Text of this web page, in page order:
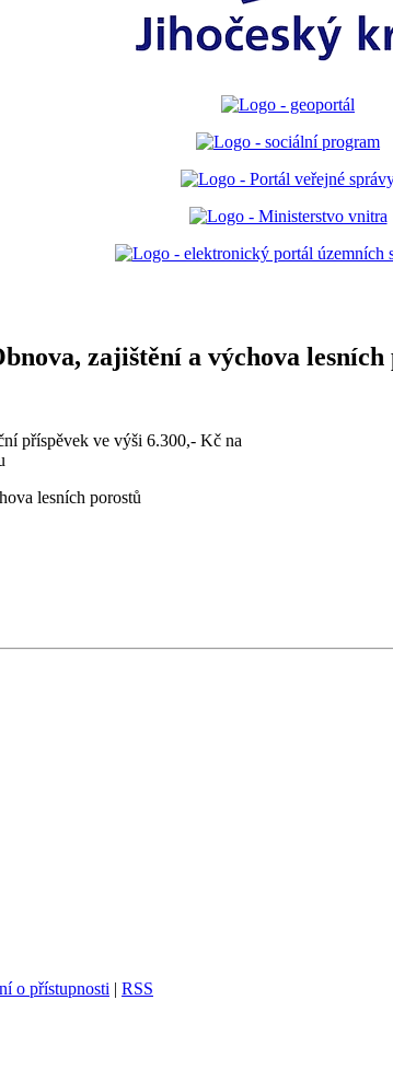
zajištění a výchova lesních
příspěvek ve výši 6.300,- Kč na
o přístupnosti | RSS